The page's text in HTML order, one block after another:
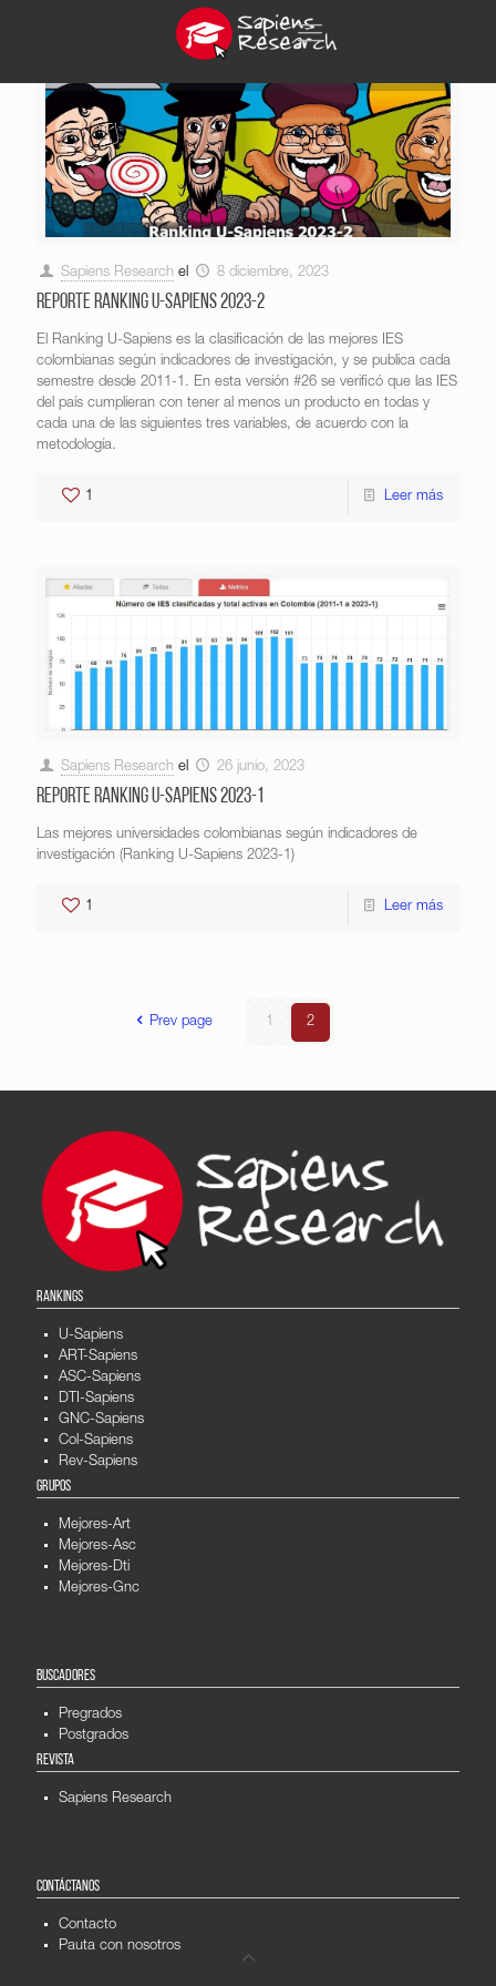
Sapiens Research el 8 diciembre, 2023
Reporte Ranking U-Sapiens 2023-2
El Ranking U-Sapiens es la clasificación de las mejores IES
colombianas según indicadores de investigación, y se publica cada
semestre desde 2011-1. En esta versión #26 se verificó que las IES
del país cumplieran con tener al menos un producto en todas y
cada una de las siguientes tres variables, de acuerdo con la
metodología.
1 Leer más
Sapiens Research el 26 junio, 2023
Reporte Ranking U-Sapiens 2023-1
Las mejores universidades colombianas según indicadores de
investigación (Ranking U-Sapiens 2023-1)
1 Leer más
Prev page 1 2
RANKINGS
U-Sapiens
ART-Sapiens
ASC-Sapiens
DTI-Sapiens
GNC-Sapiens
Col-Sapiens
Rev-Sapiens
GRUPOS
Mejores-Art
Mejores-Asc
Mejores-Dti
Mejores-Gnc
BUSCADORES
Pregrados
Postgrados
REVISTA
Sapiens Research
CONTÁCTANOS
Contacto
Pauta con nosotros